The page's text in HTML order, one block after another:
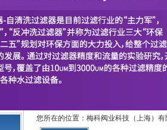
您所在的位置：梅科阀业科技（上海）